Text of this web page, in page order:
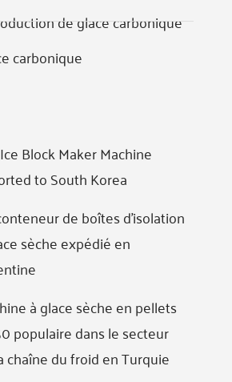
de glace carbonique
carbonique
Block Maker Machine
to South Korea
de boîtes d'isolation
sèche expédié en
à glace sèche en pellets
populaire dans le secteur
chaîne du froid en Turquie